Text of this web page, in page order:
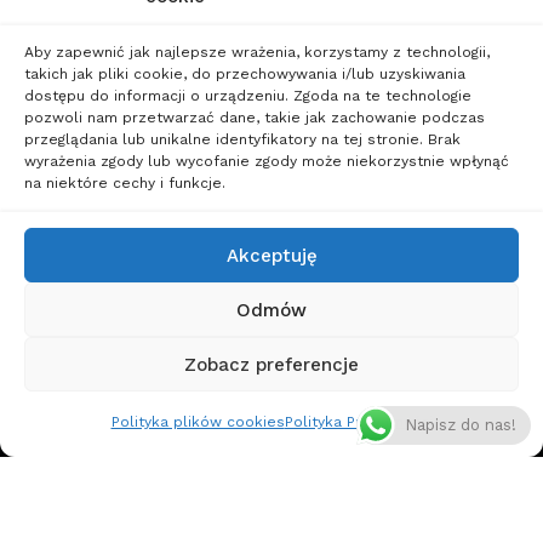
Aby zapewnić jak najlepsze wrażenia, korzystamy z technologii,
takich jak pliki cookie, do przechowywania i/lub uzyskiwania
dostępu do informacji o urządzeniu. Zgoda na te technologie
pozwoli nam przetwarzać dane, takie jak zachowanie podczas
przeglądania lub unikalne identyfikatory na tej stronie. Brak
wyrażenia zgody lub wycofanie zgody może niekorzystnie wpłynąć
na niektóre cechy i funkcje.
Akceptuję
Odmów
Zobacz preferencje
Polityka plików cookiesPolityka Prywatności
Wakacje
dla
Singli
Wczasy
dla
Napisz do nas!